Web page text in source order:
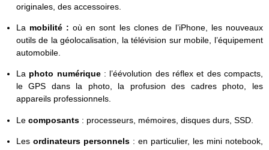
originales, des accessoires.
La mobilité :où en sont les clones de l’iPhone, les nouveaux
outils de la géolocalisation, la télévision sur mobile, l’équipement
automobile.
La photo numérique : l’éévolution des réflex et des compacts,
le GPS dans la photo, la profusion des cadres photo, les
appareils professionnels.
Le composants : processeurs, mémoires, disques durs, SSD.
Les ordinateurs personnels : en particulier, les mini notebook,